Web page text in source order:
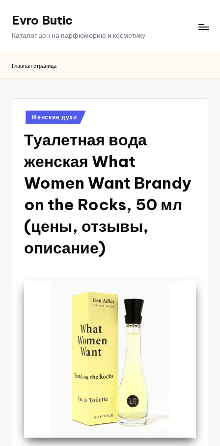
ПерейтиEvro Butic
Каталог цен на парфюмерию и косметику.
Главная страница
Опубликовано
в
Женские духи
Туалетная вода
женская What
Women Want Brandy
on the Rocks, 50 мл
(цены, отзывы,
описание)